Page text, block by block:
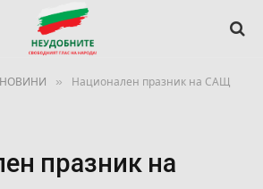
» Национален празник на САЩ
празник на